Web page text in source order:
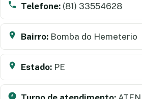
Telefone: (81) 33554628
Bairro: Bomba do Hemeterio
Estado: PE